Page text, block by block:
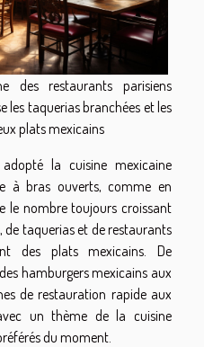
des restaurants parisiens
les taquerias branchées et les
plats mexicains
la cuisine mexicaine
à bras ouverts, comme en
le nombre toujours croissant
de taquerias et de restaurants
des plats mexicains. De
hamburgers mexicains aux
de restauration rapide aux
un thème de la cuisine
du moment.